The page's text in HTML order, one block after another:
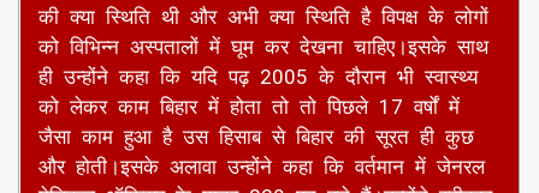
की क्या स्थिति थी और अभी क्या स्थिति है विपक्ष के लोगों
को विभिन्न अस्पतालों में घूम कर देखना चाहिए।इसके साथ
ही उन्होंने कहा कि यदि पढ़ 2005 के दौरान भी स्वास्थ्य
को लेकर काम बिहार में होता तो तो पिछले 17 वर्षों में
जैसा काम हुआ है उस हिसाब से बिहार की सूरत ही कुछ
और होती।इसके अलावा उन्होंने कहा कि वर्तमान में जेनरल